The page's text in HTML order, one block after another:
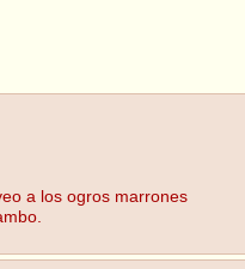
a los ogros marrones